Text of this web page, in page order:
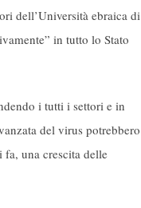
dell’Università ebraica di
in tutto lo Stato
i tutti i settori e in
del virus potrebbero
una crescita delle